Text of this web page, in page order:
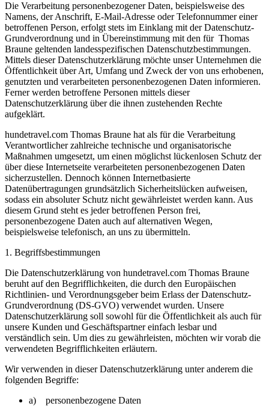
Die Verarbeitung personenbezogener Daten, beispielsweise des
Namens, der Anschrift, E-Mail-Adresse oder Telefonnummer einer
betroffenen Person, erfolgt stets im Einklang mit der Datenschutz-
Grundverordnung und in Übereinstimmung mit den für Thomas
Braune geltenden landesspezifischen Datenschutzbestimmungen.
Mittels dieser Datenschutzerklärung möchte unser Unternehmen die
Öffentlichkeit über Art, Umfang und Zweck der von uns erhobenen,
genutzten und verarbeiteten personenbezogenen Daten informieren.
Ferner werden betroffene Personen mittels dieser
Datenschutzerklärung über die ihnen zustehenden Rechte
aufgeklärt.
hundetravel.com Thomas Braune hat als für die Verarbeitung
Verantwortlicher zahlreiche technische und organisatorische
Maßnahmen umgesetzt, um einen möglichst lückenlosen Schutz der
über diese Internetseite verarbeiteten personenbezogenen Daten
sicherzustellen. Dennoch können Internetbasierte
Datenübertragungen grundsätzlich Sicherheitslücken aufweisen,
sodass ein absoluter Schutz nicht gewährleistet werden kann. Aus
diesem Grund steht es jeder betroffenen Person frei,
personenbezogene Daten auch auf alternativen Wegen,
beispielsweise telefonisch, an uns zu übermitteln.
1. Begriffsbestimmungen
Die Datenschutzerklärung von hundetravel.com Thomas Braune
beruht auf den Begrifflichkeiten, die durch den Europäischen
Richtlinien- und Verordnungsgeber beim Erlass der Datenschutz-
Grundverordnung (DS-GVO) verwendet wurden. Unsere
Datenschutzerklärung soll sowohl für die Öffentlichkeit als auch für
unsere Kunden und Geschäftspartner einfach lesbar und
verständlich sein. Um dies zu gewährleisten, möchten wir vorab die
verwendeten Begrifflichkeiten erläutern.
Wir verwenden in dieser Datenschutzerklärung unter anderem die
folgenden Begriffe:
a) personenbezogene Daten